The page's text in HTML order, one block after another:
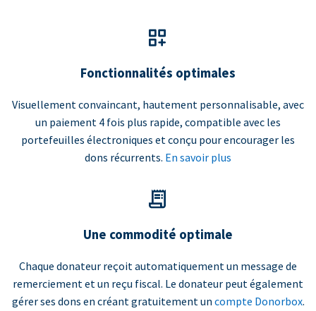
Fonctionnalités optimales
Visuellement convaincant, hautement personnalisable, avec
un paiement 4 fois plus rapide, compatible avec les
portefeuilles électroniques et conçu pour encourager les
dons récurrents. En savoir plus
Une commodité optimale
Chaque donateur reçoit automatiquement un message de
remerciement et un reçu fiscal. Le donateur peut également
gérer ses dons en créant gratuitement un compte Donorbox.